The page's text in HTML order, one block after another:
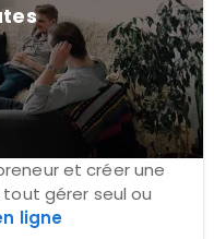
et créer une
tout gérer seul ou
ligne